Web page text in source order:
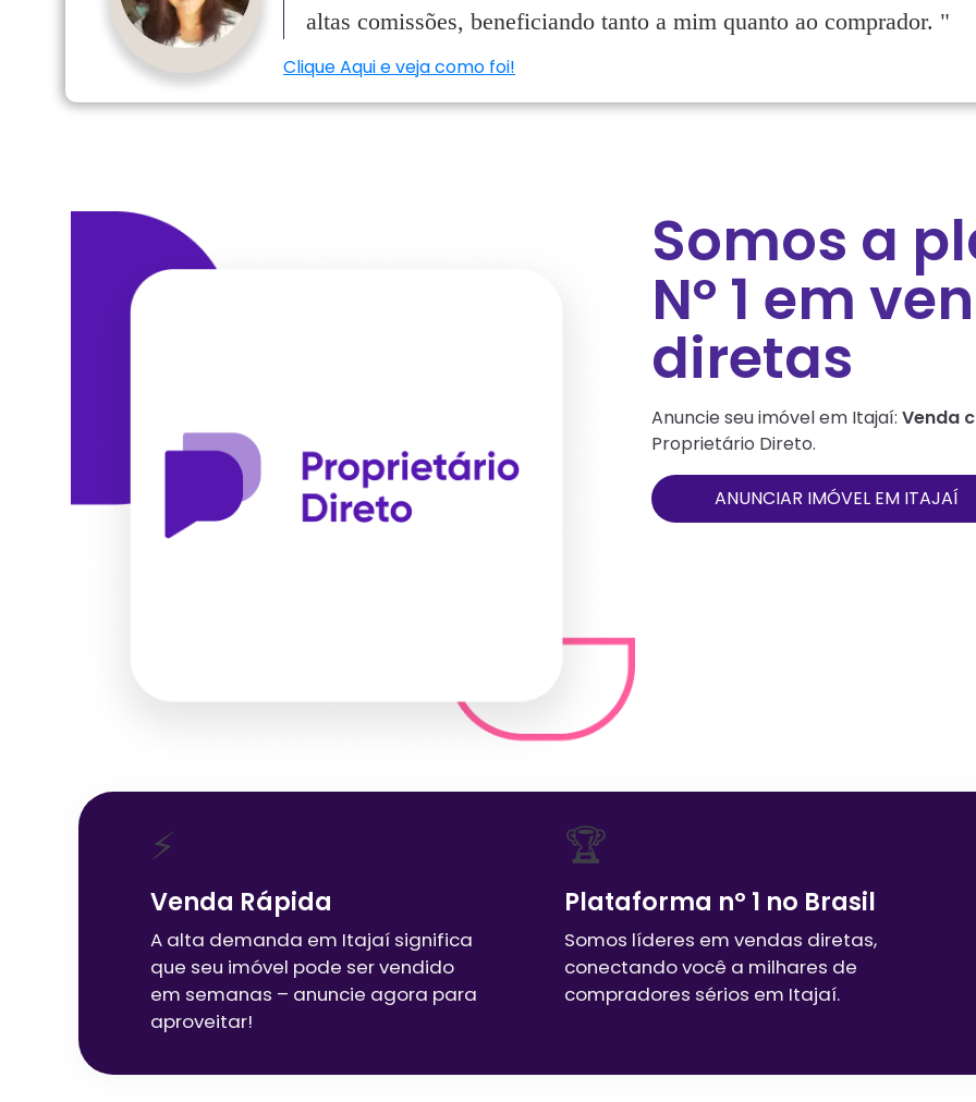
altas comissões, beneficiando tanto a mim quanto ao comprador. "
Clique Aqui e veja como foi!
Somos a
Nº 1 em
diretas
Anuncie seu imóvel em Itajaí: Venda
Proprietário Direto.
ANUNCIAR IMÓVEL EM ITAJAÍ
⚡
Venda Rápida
A alta demanda em Itajaí significa
que seu imóvel pode ser vendido
em semanas – anuncie agora para
aproveitar!
🏆
Plataforma nº 1 no Brasil
Somos líderes em vendas diretas,
conectando você a milhares de
compradores sérios em Itajaí.